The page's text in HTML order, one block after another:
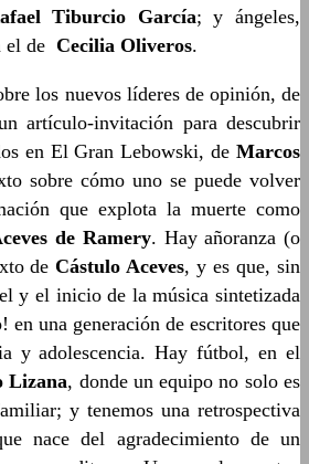
Tiburcio García; y ángeles,
el de Cecilia Oliveros.
los nuevos líderes de opinión, de
artículo-invitación para descubrir
en El Gran Lebowski, de Marcos
sobre cómo uno se puede volver
que explota la muerte como
de Ramery. Hay añoranza (o
deCástulo Aceves, y es que, sin
y el inicio de la música sintetizada
en una generación de escritores que
y adolescencia. Hay fútbol, en el
Lizana, donde un equipo no solo es
y tenemos una retrospectiva
nace del agradecimiento de un